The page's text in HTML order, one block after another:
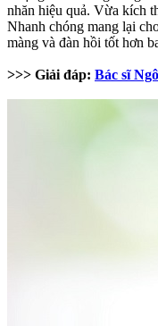
nhăn hiệu quả. Vừa kích
Nhanh chóng mang lại
màng và đàn hồi tốt hơn
>>> Giải đáp: Bác sĩ